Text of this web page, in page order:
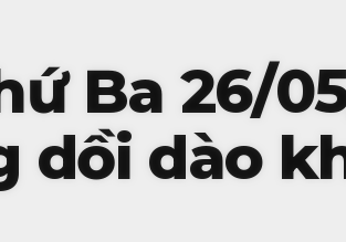
Ba 26/
dồi dào